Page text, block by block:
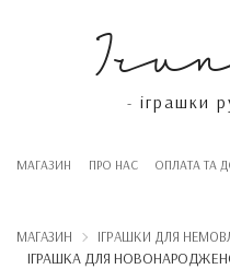
- іграшки
МАГАЗИН ПРО НАС OПЛАТА ТА
МАГАЗИН ІГРАШКИ ДЛЯ
ІГРАШКА ДЛЯ